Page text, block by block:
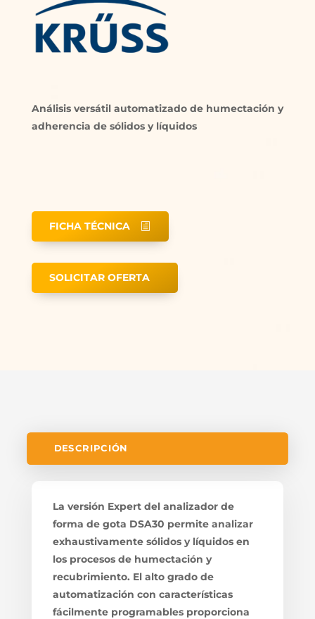
Análisis versátil automatizado de humectación y
adherencia de sólidos y líquidos
FICHA TÉCNICA
SOLICITAR OFERTA
DESCRIPCIÓN
La versión Expert del analizador de
forma de gota DSA30 permite analizar
exhaustivamente sólidos y líquidos en
los procesos de humectación y
recubrimiento. El alto grado de
automatización con características
fácilmente programables proporciona